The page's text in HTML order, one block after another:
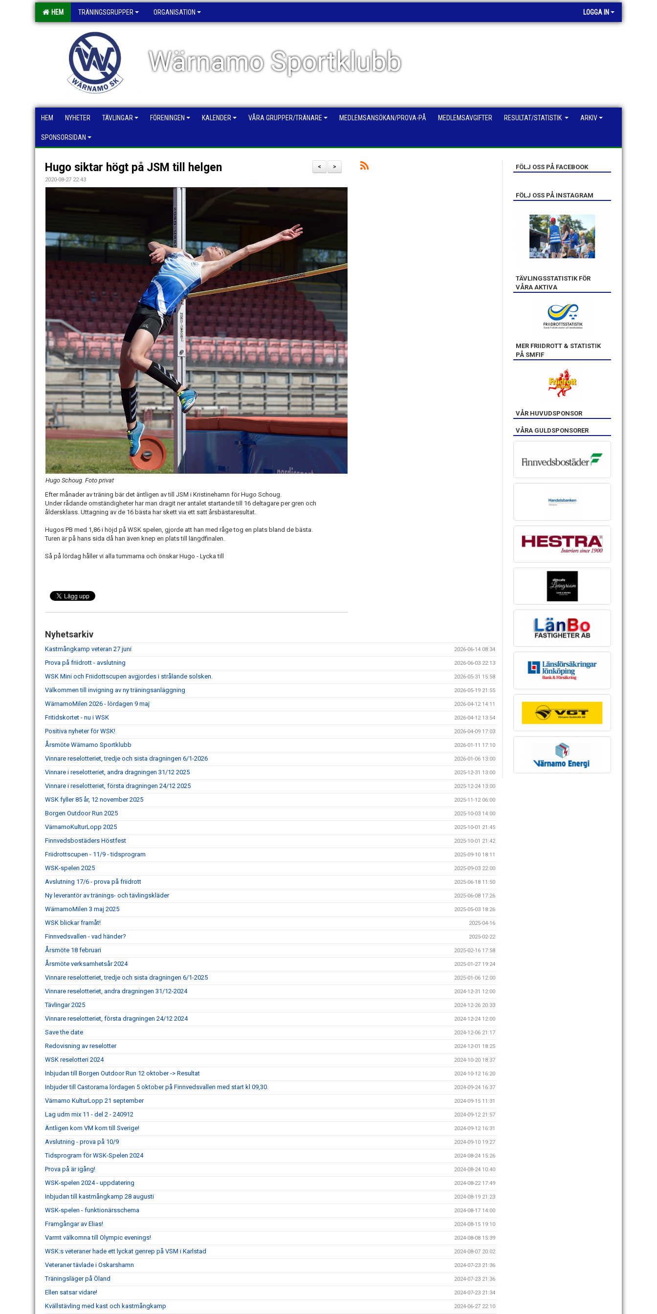
HEM TRÄNINGSGRUPPER ORGANISATION LOGGA IN
Wärnamo Sportklubb
HEM NYHETER TÄVLINGAR FÖRENINGEN KALENDER VÅRA GRUPPER/TRÄNARE MEDLEMSANSÖKAN/PROVA-PÅ MEDLEMSAVGIFTER RESULTAT/STATISTIK ARKIV
SPONSORSIDAN
>
<
Hugo siktar högt på JSM till helgen
2020-08-27 22:43
Hugo Schoug. Foto privat
Efter månader av träning bär det äntligen av till JSM i Kristinehamn för Hugo Schoug.
Under rådande omständigheter har man dragit ner antalet startande till 16 deltagare per gren och
åldersklass. Uttagning av de 16 bästa har skett via ett satt årsbästaresultat.
Hugos PB med 1,86 i höjd på WSK spelen, gjorde att han med råge tog en plats bland de bästa.
Turen är på hans sida då han även knep en plats till längdfinalen.
Så på lördag håller vi alla tummarna och önskar Hugo - Lycka till
Nyhetsarkiv
Kastmångkamp veteran 27 juni 2026-06-14 08:34
Prova på friidrott - avslutning 2026-06-03 22:13
WSK Mini och Friidottscupen avgjordes i strålande solsken. 2026-05-31 15:58
Välkommen till invigning av ny träningsanläggning 2026-05-19 21:55
WärnamoMilen 2026 - lördagen 9 maj 2026-04-12 14:11
Fritidskortet - nu i WSK 2026-04-12 13:54
Positiva nyheter för WSK! 2026-04-09 17:03
Årsmöte Wärnamo Sportklubb 2026-01-11 17:10
Vinnare reselotteriet, tredje och sista dragningen 6/1-2026 2026-01-06 13:00
Vinnare i reselotteriet, andra dragningen 31/12 2025 2025-12-31 13:00
Vinnare i reselotteriet, första dragningen 24/12 2025 2025-12-24 13:00
WSK fyller 85 år, 12 november 2025 2025-11-12 06:00
Borgen Outdoor Run 2025 2025-10-03 14:00
VärnamoKulturLopp 2025 2025-10-01 21:45
Finnvedsbostäders Höstfest 2025-10-01 21:42
Friidrottscupen - 11/9 - tidsprogram 2025-09-10 18:11
WSK-spelen 2025 2025-09-03 22:00
Avslutning 17/6 - prova på friidrott 2025-06-18 11:50
Ny leverantör av tränings- och tävlingskläder 2025-06-08 17:26
WärnamoMilen 3 maj 2025 2025-05-03 18:26
WSK blickar framåt! 2025-04-16
Finnvedsvallen - vad händer? 2025-02-22
Årsmöte 18 februari 2025-02-16 17:58
Årsmöte verksamhetsår 2024 2025-01-27 19:24
Vinnare reselotteriet, tredje och sista dragningen 6/1-2025 2025-01-06 12:00
Vinnare reselotteriet, andra dragningen 31/12-2024 2024-12-31 12:00
Tävlingar 2025 2024-12-26 20:33
Vinnare reselotteriet, första dragningen 24/12 2024 2024-12-24 12:00
Save the date 2024-12-06 21:17
Redovisning av reselotter 2024-12-01 18:25
WSK reselotteri 2024 2024-10-20 18:37
Inbjudan till Borgen Outdoor Run 12 oktober -> Resultat 2024-10-12 16:20
Inbjuder till Castorama lördagen 5 oktober på Finnvedsvallen med start kl 09,30. 2024-09-24 16:37
Värnamo KulturLopp 21 september 2024-09-15 11:31
Lag udm mix 11 - del 2 - 240912 2024-09-12 21:57
Äntligen kom VM kom till Sverige! 2024-09-12 16:31
Avslutning - prova på 10/9 2024-09-10 19:27
Tidsprogram för WSK-Spelen 2024 2024-08-24 15:26
Prova på är igång! 2024-08-24 10:40
WSK-spelen 2024 - uppdatering 2024-08-22 17:49
Inbjudan till kastmångkamp 28 augusti 2024-08-19 21:23
WSK-spelen - funktionärsschema 2024-08-17 14:00
Framgångar av Elias! 2024-08-15 19:10
Varmt välkomna till Olympic evenings! 2024-08-08 15:39
WSK:s veteraner hade ett lyckat genrep på VSM i Karlstad 2024-08-07 20:02
Veteraner tävlade i Oskarshamn 2024-07-23 21:36
Träningsläger på Öland 2024-07-23 21:36
Ellen satsar vidare! 2024-07-23 21:34
Kvällstävling med kast och kastmångkamp 2024-06-27 22:10
FÖLJ OSS PÅ FACEBOOK
FÖLJ OSS PÅ INSTAGRAM
TÄVLINGSSTATISTIK FÖR
VÅRA AKTIVA
MER FRIIDROTT & STATISTIK
PÅ SMFIF
VÅR HUVUDSPONSOR
VÅRA GULDSPONSORER